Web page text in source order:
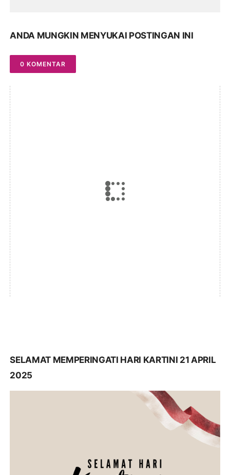
ANDA MUNGKIN MENYUKAI POSTINGAN INI
0 KOMENTAR
SELAMAT MEMPERINGATI HARI KARTINI 21 APRIL
2025